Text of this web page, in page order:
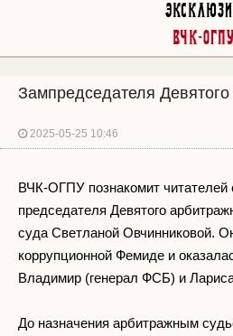
ВЧК-ОГПУ
Зампредседателя
2025-05-25 10:46
ВЧК-ОГПУ познакомит читателей
председателя Девятого
суда Светланой Овчинниковой.
коррупционной Фемиде и
Владимир (генерал ФСБ) и
До назначения арбитражным